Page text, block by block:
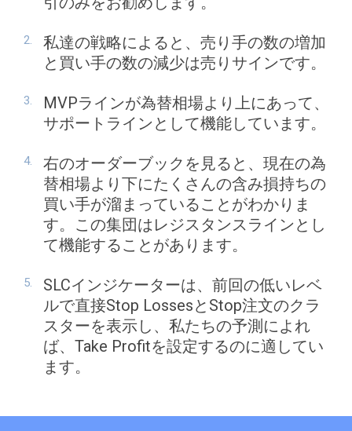
私達の戦略によると、売り手の数の増加
と買い手の数の減少は売りサインです。
MVPラインが為替相場より上にあって、
サポートラインとして機能しています。
右のオーダーブックを見ると、現在の為
替相場より下にたくさんの含み損持ちの
買い手が溜まっていることがわかりま
す。この集団はレジスタンスラインとし
て機能することがあります。
SLCインジケーターは、前回の低いレベ
ルで直接Stop LossesとStop注文のクラ
スターを表示し、私たちの予測によれ
ば、Take Profitを設定するのに適してい
ます。